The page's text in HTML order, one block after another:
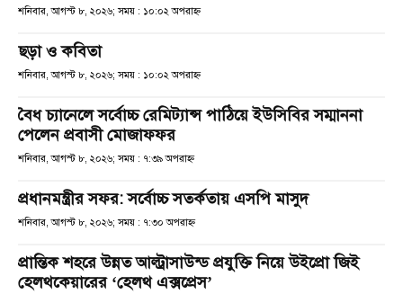
শনিবার, আগস্ট ৮, ২০২৬; সময় : ১০:০২ অপরাহ্ণ
ছড়া ও কবিতা
শনিবার, আগস্ট ৮, ২০২৬; সময় : ১০:০২ অপরাহ্ণ
বৈধ চ্যানেলে সর্বোচ্চ রেমিট্যান্স পাঠিয়ে ইউসিবির সম্মাননা
পেলেন প্রবাসী মোজাফফর
শনিবার, আগস্ট ৮, ২০২৬; সময় : ৭:৩৯ অপরাহ্ণ
প্রধানমন্ত্রীর সফর: সর্বোচ্চ সতর্কতায় এসপি মাসুদ
শনিবার, আগস্ট ৮, ২০২৬; সময় : ৭:৩০ অপরাহ্ণ
প্রান্তিক শহরে উন্নত আল্ট্রাসাউন্ড প্রযুক্তি নিয়ে উইপ্রো জিই
হেলথকেয়ারের ‘হেলথ এক্সপ্রেস’